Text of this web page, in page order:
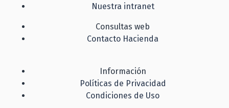
Nuestra intranet
Consultas web
Contacto Hacienda
Información
Políticas de Privacidad
Condiciones de Uso